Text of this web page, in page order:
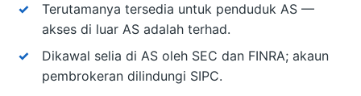
Terutamanya tersedia untuk penduduk AS —
akses di luar AS adalah terhad.
Dikawal selia di AS oleh SEC dan FINRA; akaun
pembrokeran dilindungi SIPC.